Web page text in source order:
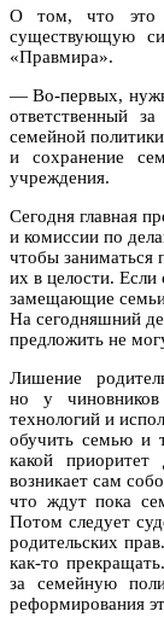
О том, что это
существующую
«Правмира».
— Во-первых,
ответственный
семейной
и сохранение
учреждения.
Сегодня главная
и комиссии по
чтобы заниматься
их в целости. Если
замещающие
На сегодняшний
предложить не
Лишение
но у чиновников
технологий и
обучить семью и
какой приоритет
возникает сам
что ждут пока
Потом следует
родительских
как-то
за семейную
реформирования